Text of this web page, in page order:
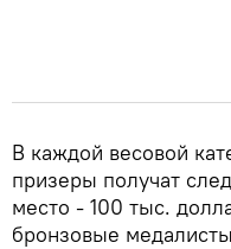
В каждой весовой
призеры получат
место - 100 тыс.
бронзовые